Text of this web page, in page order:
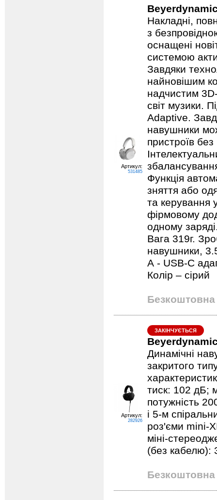
Артикул:
531485
Накладні,
з
оснащені
системою
Завдяки
найновішим
надчистим
світ музики.
Adaptive.
навушники
пристроїв без
Функція
зняття або
та керування
фірмовому
одному
Вага 319г.
навушники,
А - USB-С
Колір – сірий
Безкоштовна
Артикул:
282926
ЗАКІНЧУЄТЬСЯ
Динамічні
закритого
тиск: 102 дБ;
потужність
і 5-м
роз'єми mini-
міні-
(без кабелю):
Безкоштовна